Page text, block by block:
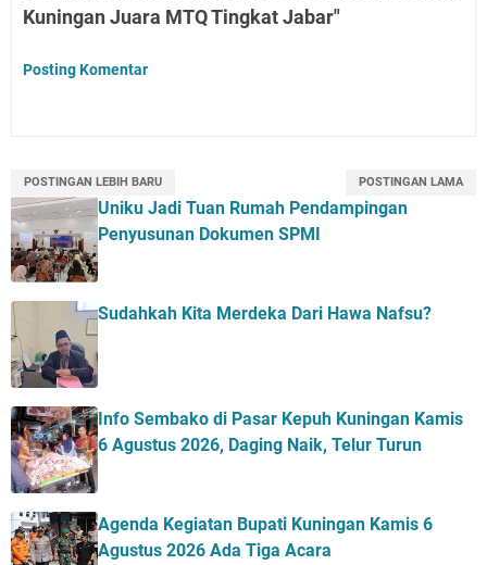
Kuningan Juara MTQ Tingkat Jabar"
Posting Komentar
POSTINGAN LEBIH BARU POSTINGAN LAMA
Uniku Jadi Tuan Rumah Pendampingan
Penyusunan Dokumen SPMI
Sudahkah Kita Merdeka Dari Hawa Nafsu?
Info Sembako di Pasar Kepuh Kuningan Kamis
6 Agustus 2026, Daging Naik, Telur Turun
Agenda Kegiatan Bupati Kuningan Kamis 6
Agustus 2026 Ada Tiga Acara